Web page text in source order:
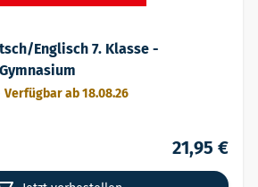
Englisch 7. Klasse -
Verfügbar ab 18.08.26
21,95 €